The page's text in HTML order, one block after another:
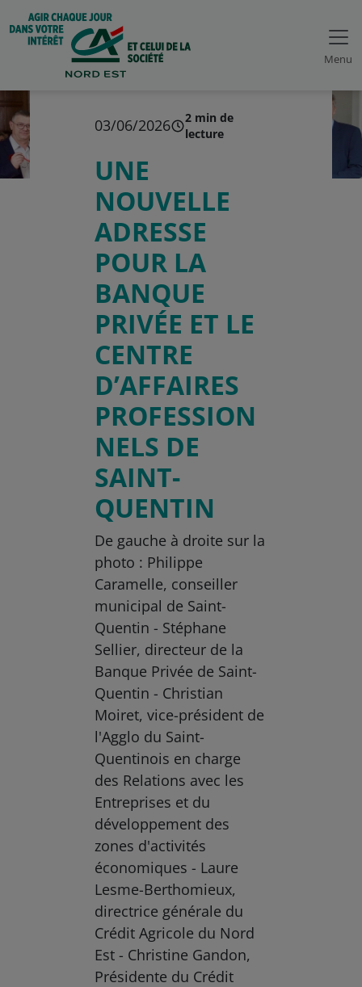
Menu
03/06/2026
2 min de
lecture
UNE
NOUVELLE
ADRESSE
POUR LA
BANQUE
PRIVÉE ET LE
CENTRE
D’AFFAIRES
PROFESSION
NELS DE
SAINT-
QUENTIN
De gauche à droite sur la
photo : Philippe
Caramelle, conseiller
municipal de Saint-
Quentin - Stéphane
Sellier, directeur de la
Banque Privée de Saint-
Quentin - Christian
Moiret, vice-président de
l'Agglo du Saint-
Quentinois en charge
des Relations avec les
Entreprises et du
développement des
zones d'activités
économiques - Laure
Lesme-Berthomieux,
directrice générale du
Crédit Agricole du Nord
Est - Christine Gandon,
Présidente du Crédit